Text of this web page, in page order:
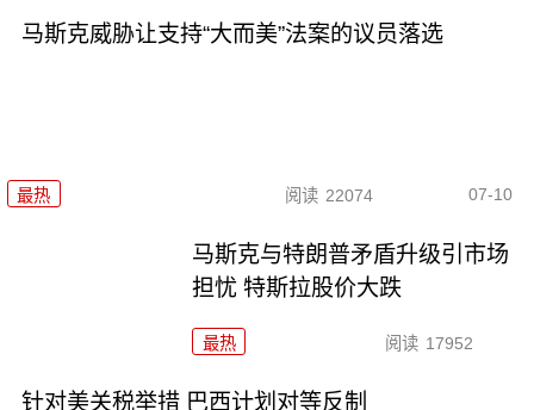
马斯克威胁让支持“大而美”法案的议员落选
最热 阅读 22074 07-10
马斯克与特朗普矛盾升级引市场
担忧 特斯拉股价大跌
最热 阅读 17952
针对美关税举措 巴西计划对等反制